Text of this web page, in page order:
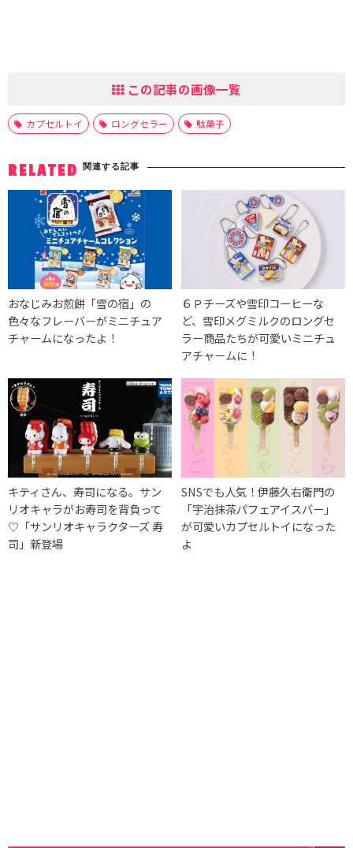
この記事の画像一覧
カプセルトイ ロングセラー 駄菓子
RELATED 関連する記事
おなじみお煎餅「雪の宿」の
色々なフレーバーがミニチュア
チャームになったよ！
６Ｐチーズや雪印コーヒーな
ど、雪印メグミルクのロングセ
ラー商品たちが可愛いミニチュ
アチャームに！
キティさん、寿司になる。サン
リオキャラがお寿司を背負って
♡「サンリオキャラクターズ 寿
司」新登場
SNSでも人気！伊藤久右衛門の
「宇治抹茶パフェアイスバー」
が可愛いカプセルトイになった
よ